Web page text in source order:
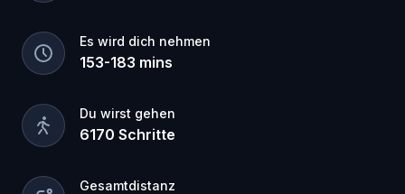
Es wird dich nehmen
153-183 mins
Du wirst gehen
6170 Schritte
Gesamtdistanz